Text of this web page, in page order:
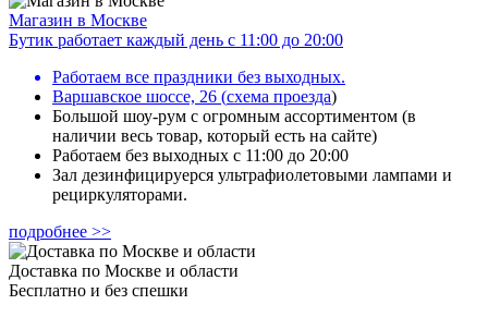
Магазин в Москве
Бутик работает каждый день с 11:00 до 20:00
Работаем все праздники без выходных.
Варшавское шоссе, 26 (схема проезда)
Большой шоу-рум с огромным ассортиментом (в
наличии весь товар, который есть на сайте)
Работаем без выходных с 11:00 до 20:00
Зал дезинфицируерся ультрафиолетовыми лампами и
рециркуляторами.
подробнее >>
Доставка по Москве и области
Бесплатно и без спешки